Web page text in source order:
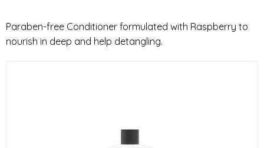
Paraben-free Conditioner formulated with Raspberry to
nourish in deep and help detangling.